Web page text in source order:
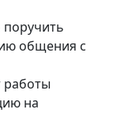
поручить
общения с
работы
на